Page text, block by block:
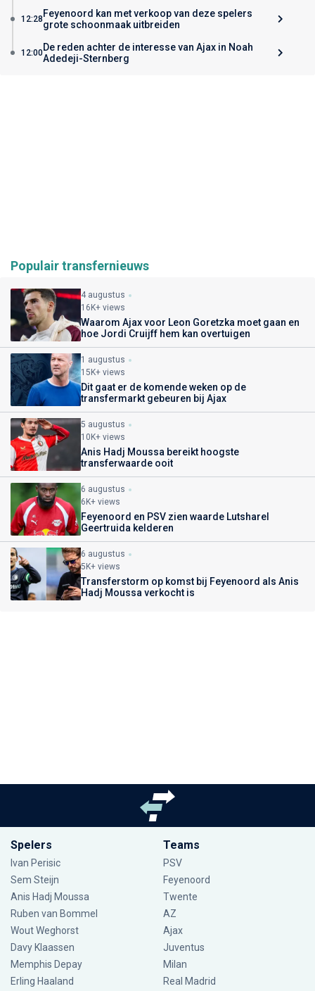
12:28 Feyenoord kan met verkoop van deze spelers
grote schoonmaak uitbreiden
12:00De reden achter de interesse van Ajax in Noah
Adedeji-Sternberg
Populair transfernieuws
4 augustus
16K+ views
Waarom Ajax voor Leon Goretzka moet gaan en
hoe Jordi Cruijff hem kan overtuigen
1 augustus
15K+ views
Dit gaat er de komende weken op de
transfermarkt gebeuren bij Ajax
5 augustus
10K+ views
Anis Hadj Moussa bereikt hoogste
transferwaarde ooit
6 augustus
6K+ views
Feyenoord en PSV zien waarde Lutsharel
Geertruida kelderen
6 augustus
5K+ views
Transferstorm op komst bij Feyenoord als Anis
Hadj Moussa verkocht is
Spelers
Ivan Perisic
Sem Steijn
Anis Hadj Moussa
Ruben van Bommel
Wout Weghorst
Davy Klaassen
Memphis Depay
Erling Haaland
Teams
PSV
Feyenoord
Twente
AZ
Ajax
Juventus
Milan
Real Madrid